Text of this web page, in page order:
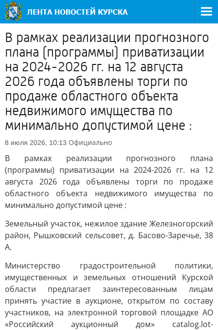
В рамках реализации прогнозного
плана (программы) приватизации
на 2024-2026 гг. на 12 августа
2026 года объявлены торги по
продаже областного объекта
недвижимого имущества по
минимально допустимой цене :
8 июля 2026, 10:13 Официально
В рамках реализации прогнозного плана
(программы) приватизации на 2024-2026 гг. на 12
августа 2026 года объявлены торги по продаже
областного объекта недвижимого имущества по
минимально допустимой цене :
Земельный участок, нежилое здание Железногорский
район, Рышковский сельсовет, д. Басово-Заречье, 38
А.
Министерство градостроительной политики,
имущественных и земельных отношений Курской
области предлагает заинтересованным лицам
принять участие в аукционе, открытом по составу
участников, на электронной торговой площадке АО
«Российский аукционный дом» catalog.lot-